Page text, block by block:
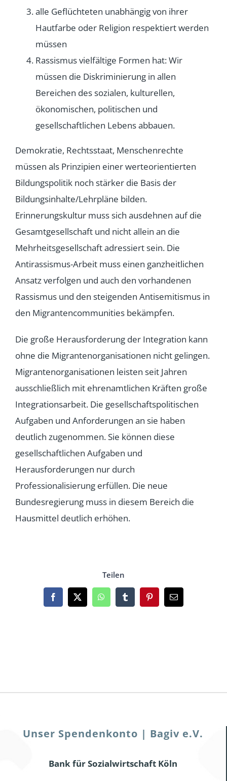
alle Geflüchteten unabhängig von ihrer
Hautfarbe oder Religion respektiert werden
müssen
Rassismus vielfältige Formen hat: Wir
müssen die Diskriminierung in allen
Bereichen des sozialen, kulturellen,
ökonomischen, politischen und
gesellschaftlichen Lebens abbauen.
Demokratie, Rechtsstaat, Menschenrechte
müssen als Prinzipien einer werteorientierten
Bildungspolitik noch stärker die Basis der
Bildungsinhalte/Lehrpläne bilden.
Erinnerungskultur muss sich ausdehnen auf die
Gesamtgesellschaft und nicht allein an die
Mehrheitsgesellschaft adressiert sein. Die
Antirassismus-Arbeit muss einen ganzheitlichen
Ansatz verfolgen und auch den vorhandenen
Rassismus und den steigenden Antisemitismus in
den Migrantencommunities bekämpfen.
Die große Herausforderung der Integration kann
ohne die Migrantenorganisationen nicht gelingen.
Migrantenorganisationen leisten seit Jahren
ausschließlich mit ehrenamtlichen Kräften große
Integrationsarbeit. Die gesellschaftspolitischen
Aufgaben und Anforderungen an sie haben
deutlich zugenommen. Sie können diese
gesellschaftlichen Aufgaben und
Herausforderungen nur durch
Professionalisierung erfüllen. Die neue
Bundesregierung muss in diesem Bereich die
Hausmittel deutlich erhöhen.
Teilen
Facebook
X WhatsAppTumblrPinterestEmail
Unser Spendenkonto | Bagiv e.V.
Bank für Sozialwirtschaft Köln